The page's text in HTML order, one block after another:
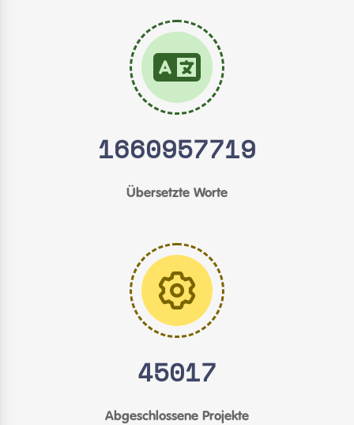
1660957729
Übersetzte Worte
45017
Abgeschlossene Projekte